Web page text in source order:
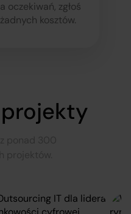
oczekiwań, zgłoś
kosztów.